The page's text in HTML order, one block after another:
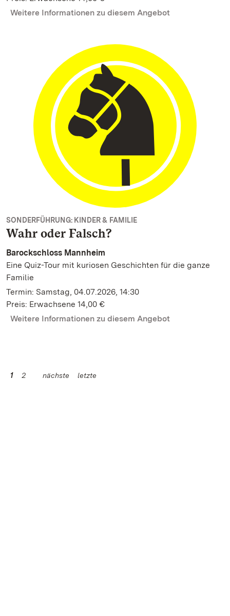
Weitere Informationen zu diesem Angebot
SONDERFÜHRUNG: KINDER & FAMILIE
Wahr oder Falsch?
Barockschloss Mannheim
Eine Quiz-Tour mit kuriosen Geschichten für die ganze
Familie
Termin: Samstag, 04.07.2026, 14:30
Preis: Erwachsene 14,00 €
Weitere Informationen zu diesem Angebot
1 2 nächste letzte